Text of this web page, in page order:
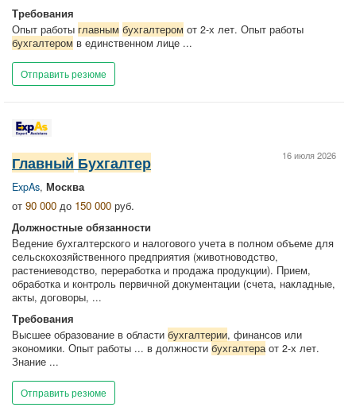
Требования
Опыт работы главным бухгалтером от 2-х лет. Опыт работы
бухгалтером в единственном лице ...
Отправить резюме
16 июля 2026
Главный Бухгалтер
ExpAs, Москва
от 90 000 до 150 000 руб.
Должностные обязанности
Ведение бухгалтерского и налогового учета в полном объеме для
сельскохозяйственного предприятия (животноводство,
растениеводство, переработка и продажа продукции). Прием,
обработка и контроль первичной документации (счета, накладные,
акты, договоры, ...
Требования
Высшее образование в области бухгалтерии, финансов или
экономики. Опыт работы ... в должности бухгалтераот 2-х лет.
Знание ...
Отправить резюме